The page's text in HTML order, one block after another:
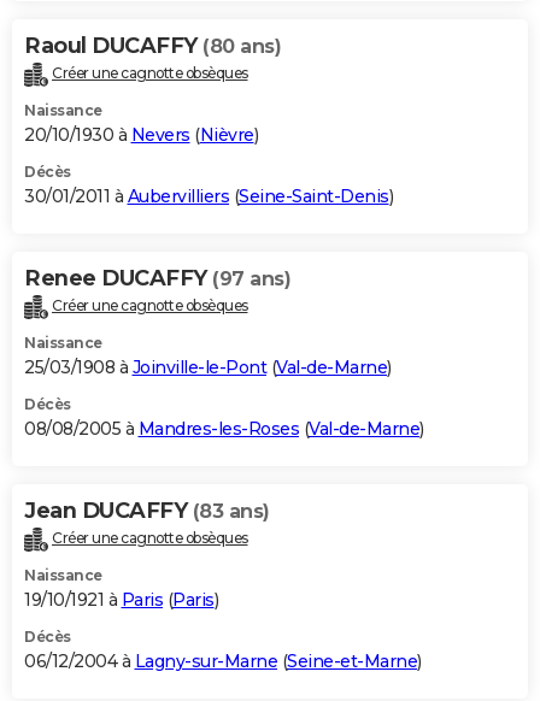
Raoul DUCAFFY (80 ans)
Créer une cagnotte obsèques
Naissance
20/10/1930 à Nevers (Nièvre)
Décès
30/01/2011 à Aubervilliers (Seine-Saint-Denis)
Renee DUCAFFY (97 ans)
Créer une cagnotte obsèques
Naissance
25/03/1908 à Joinville-le-Pont(Val-de-Marne)
Décès
08/08/2005 à Mandres-les-Roses (Val-de-Marne)
Jean DUCAFFY (83 ans)
Créer une cagnotte obsèques
Naissance
19/10/1921 à Paris (Paris)
Décès
06/12/2004 à Lagny-sur-Marne (Seine-et-Marne)